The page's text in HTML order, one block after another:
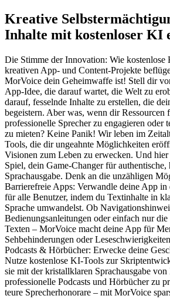
Kreative
Inhalte mit kostenloser KI
Die Stimme der Innovation: Wie kostenlose
kreativen App- und Content-Projekte
MorVoice dein Geheimwaffe ist! Stell dir
App-Idee, die darauf wartet, die Welt zu
darauf, fesselnde Inhalte zu erstellen, die
begeistern. Aber was, wenn dir Ressourcen
professionelle Sprecher zu engagieren oder
zu mieten? Keine Panik! Wir leben im
Tools, die dir ungeahnte Möglichkeiten
Visionen zum Leben zu erwecken. Und
Spiel, dein Game-Changer für
Sprachausgabe. Denk an die unzähligen
Barrierefreie Apps: Verwandle deine App
für alle Benutzer, indem du Textinhalte in
Sprache umwandelst. Ob
Bedienungsanleitungen oder einfach nur
Texten – MorVoice macht deine App für
Sehbehinderungen oder
Podcasts & Hörbücher: Erwecke deine
Nutze kostenlose KI-Tools zur
sie mit der kristallklaren Sprachausgabe
professionelle Podcasts und Hörbücher zu
teure Sprecherhonorare – mit MorVoice